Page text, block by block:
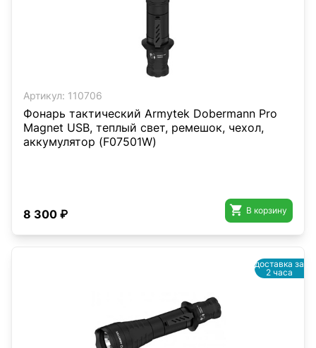
Артикул: 110706
Фонарь тактический Armytek Dobermann Pro
Magnet USB, теплый свет, ремешок, чехол,
аккумулятор (F07501W)
8 300 ₽  В корзину
доставка за
2 часа